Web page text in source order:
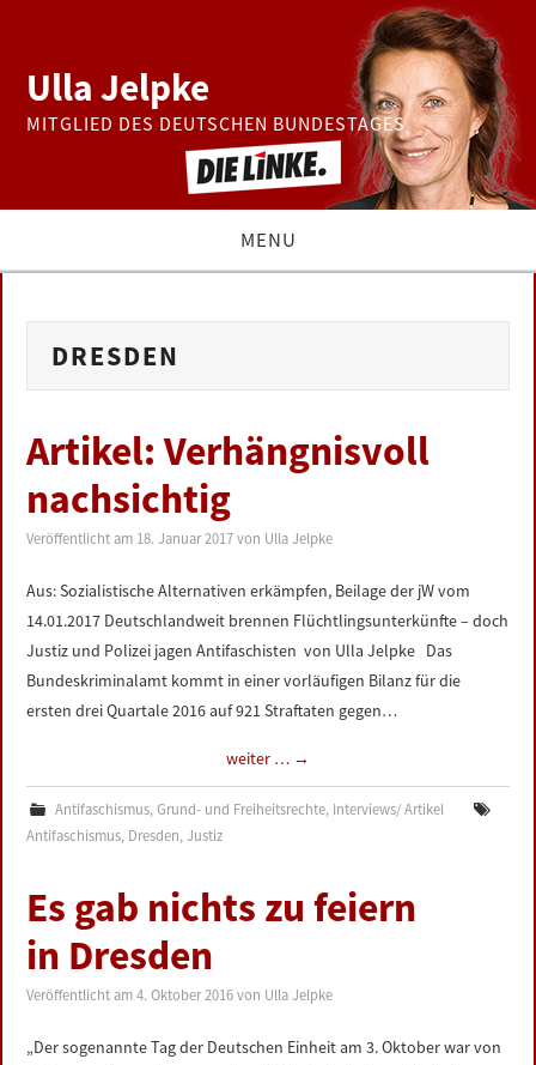
Ulla Jelpke
MITGLIED DES DEUTSCHEN BUNDESTAGES
MENU
BUNDESTAG
PRESSE
ZUR PERSON
DATENSCHUTZERKLÄRUNG
IMPRESSUM
DRESDEN
Artikel: Verhängnisvoll
nachsichtig
Veröffentlicht am 18. Januar 2017 von Ulla Jelpke
Aus: Sozialistische Alternativen erkämpfen, Beilage der jW vom
14.01.2017 Deutschlandweit brennen Flüchtlingsunterkünfte – doch
Justiz und Polizei jagen Antifaschisten von Ulla Jelpke Das
Bundeskriminalamt kommt in einer vorläufigen Bilanz für die
ersten drei Quartale 2016 auf 921 Straftaten gegen…
weiter … →
Antifaschismus, Grund- und Freiheitsrechte, Interviews/ Artikel
Antifaschismus, Dresden,Justiz
Es gab nichts zu feiern
in Dresden
Veröffentlicht am4. Oktober 2016 von Ulla Jelpke
„Der sogenannte Tag der Deutschen Einheit am 3. Oktober war von